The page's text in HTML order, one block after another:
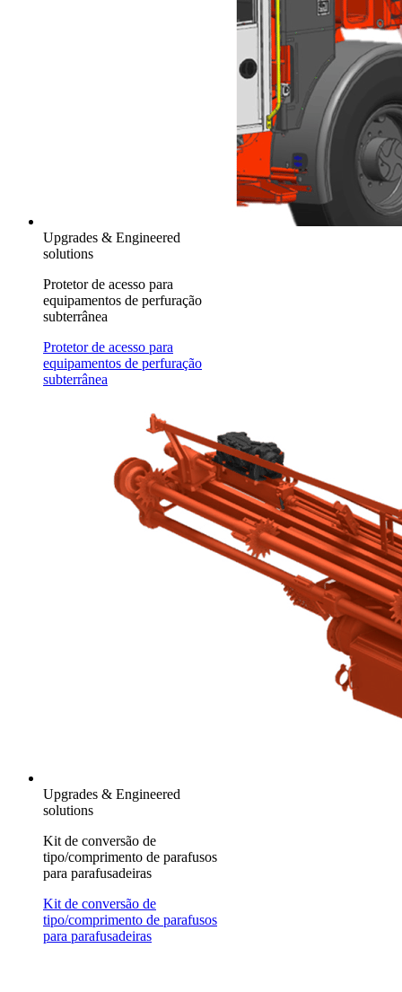
Upgrades & Engineered
solutions
Protetor de acesso para
equipamentos de perfuração
subterrânea
Protetor de acesso para
equipamentos de perfuração
subterrânea
Upgrades & Engineered
solutions
Kit de conversão de
tipo/comprimento de parafusos
para parafusadeiras
Kit de conversão de
tipo/comprimento de parafusos
para parafusadeiras